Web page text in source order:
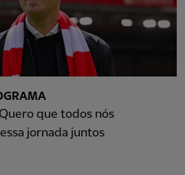
que todos nós
jornada juntos